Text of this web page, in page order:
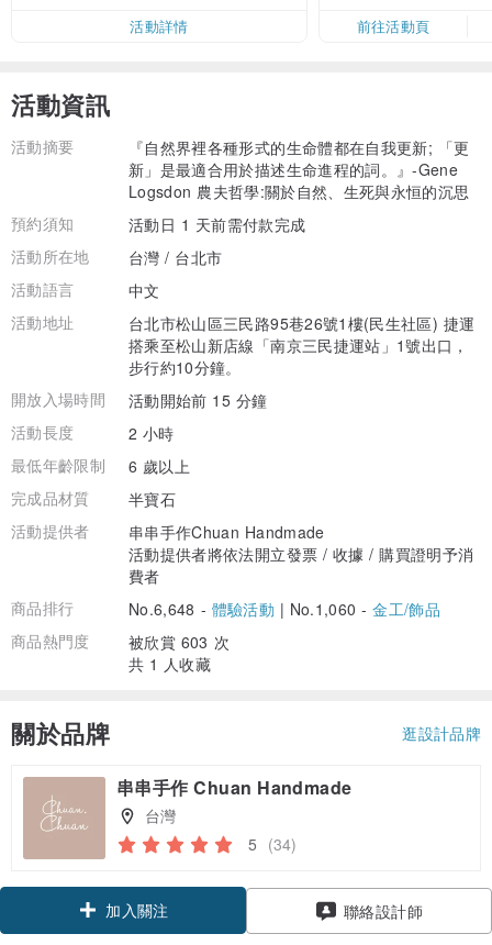
活動詳情
前往活動頁
活動資訊
活動摘要
『自然界裡各種形式的生命體都在自我更新; 「更
新」是最適合用於描述生命進程的詞。』-Gene
Logsdon 農夫哲學:關於自然、生死與永恒的沉思
預約須知
活動日 1 天前需付款完成
活動所在地
台灣 / 台北市
活動語言
中文
活動地址
台北市松山區三民路95巷26號1樓(民生社區) 捷運
搭乘至松山新店線「南京三民捷運站」1號出口，
步行約10分鐘。
開放入場時間
活動開始前 15 分鐘
活動長度
2 小時
最低年齡限制
6 歲以上
完成品材質
半寶石
活動提供者
串串手作Chuan Handmade
活動提供者將依法開立發票 / 收據 / 購買證明予消
費者
商品排行
No.6,648 - 體驗活動 | No.1,060 -金工/飾品
商品熱門度
被欣賞 603 次
共 1 人收藏
關於品牌 逛設計品牌
串串手作 Chuan Handmade
台灣
5 (34)
加入關注 聯絡設計師